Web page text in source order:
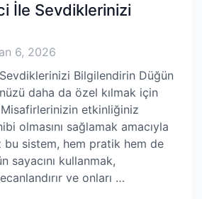
İle Sevdiklerinizi
6, 2026
Bilgilendirin Düğün
daha da özel kılmak için
etkinliğiniz
olmasını sağlamak amacıyla
bu sistem, hem pratik hem de
sayacını kullanmak,
ve onları …